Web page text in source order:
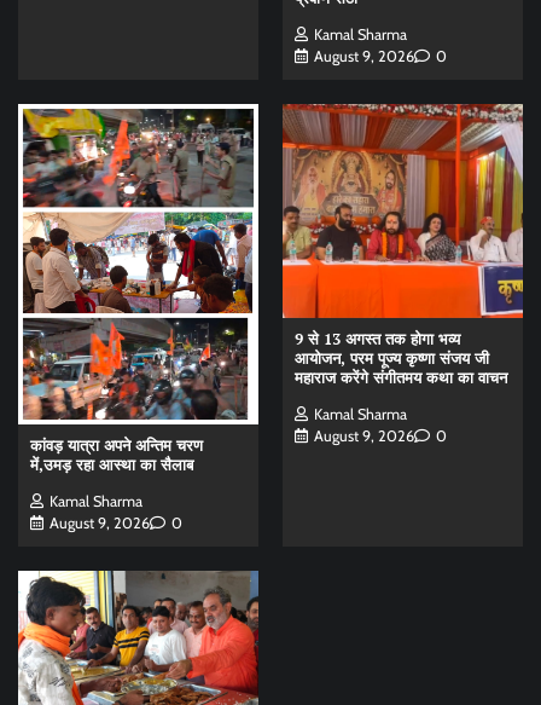
Kamal Sharma
August 9, 2026
0
कांवड़ यात्रा अपने अन्तिम चरण
में,उमड़ रहा आस्था का सैलाब
Kamal Sharma
August 9, 2026
0
9 से 13 अगस्त तक होगा भव्य
आयोजन, परम पूज्य कृष्णा संजय जी
महाराज करेंगे संगीतमय कथा का वाचन
Kamal Sharma
August 9, 2026
0